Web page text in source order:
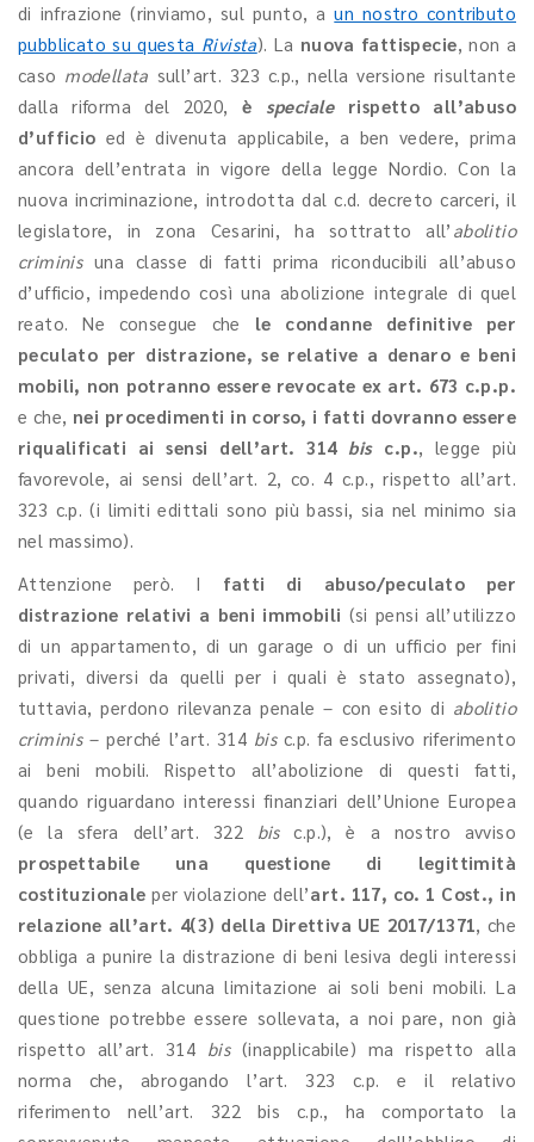
di infrazione (rinviamo, sul punto, aun nostro contributo
pubblicato su questa Rivista). La nuova fattispecie, non a
caso modellata sull’art. 323 c.p., nella versione risultante
dalla riforma del 2020, è specialerispetto all’abuso
d’ufficio ed è divenuta applicabile, a ben vedere, prima
ancora dell’entrata in vigore della legge Nordio. Con la
nuova incriminazione, introdotta dal c.d. decreto carceri, il
legislatore, in zona Cesarini, ha sottratto all’ abolitio
criminisuna classe di fatti prima riconducibili all’abuso
d’ufficio, impedendo così una abolizione integrale di quel
reato. Ne consegue che le condanne definitive per
peculato per distrazione, se relative a denaro e beni
mobili, non potranno essere revocate ex art. 673 c.p.p.
e che, nei procedimenti in corso, i fatti dovranno essere
riqualificati ai sensi dell’art. 314 bisc.p., legge più
favorevole, ai sensi dell’art. 2, co. 4 c.p., rispetto all’art.
323 c.p. (i limiti edittali sono più bassi, sia nel minimo sia
nel massimo).
Attenzione però. I fatti di abuso/peculato per
distrazione relativi a beni immobili (si pensi all’utilizzo
di un appartamento, di un garage o di un ufficio per fini
privati, diversi da quelli per i quali è stato assegnato),
tuttavia, perdono rilevanza penale – con esito di abolitio
criminis– perché l’art. 314 bisc.p. fa esclusivo riferimento
ai beni mobili. Rispetto all’abolizione di questi fatti,
quando riguardano interessi finanziari dell’Unione Europea
(e la sfera dell’art. 322 bisc.p.), è a nostro avviso
prospettabile una questione di legittimità
costituzionale per violazione dell’art. 117, co. 1 Cost., in
relazione all’art. 4(3) della Direttiva UE 2017/1371, che
obbliga a punire la distrazione di beni lesiva degli interessi
della UE, senza alcuna limitazione ai soli beni mobili. La
questione potrebbe essere sollevata, a noi pare, non già
rispetto all’art. 314 bis(inapplicabile) ma rispetto alla
norma che, abrogando l’art. 323 c.p. e il relativo
riferimento nell’art. 322 bis c.p., ha comportato la